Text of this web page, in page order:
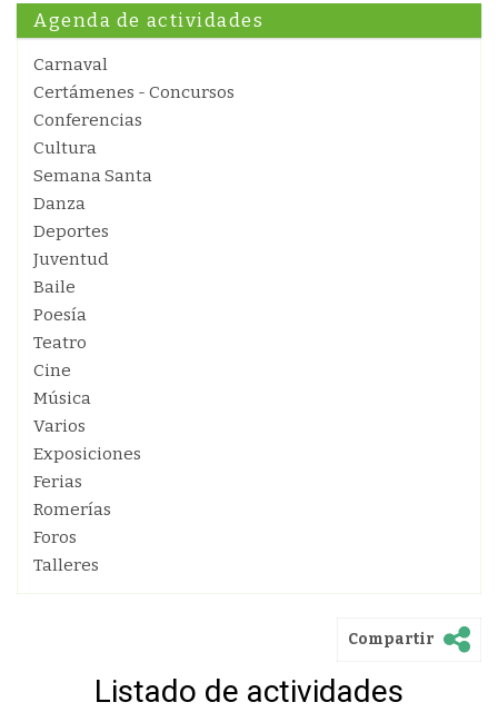
Agenda de actividades
Carnaval
Certámenes - Concursos
Conferencias
Cultura
Semana Santa
Danza
Deportes
Juventud
Baile
Poesía
Teatro
Cine
Música
Varios
Exposiciones
Ferias
Romerías
Foros
Talleres
Compartir
Listado de actividades